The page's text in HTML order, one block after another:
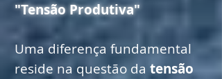
"Tensão Produtiva"
Uma diferença fundamental
reside na questão da tensão